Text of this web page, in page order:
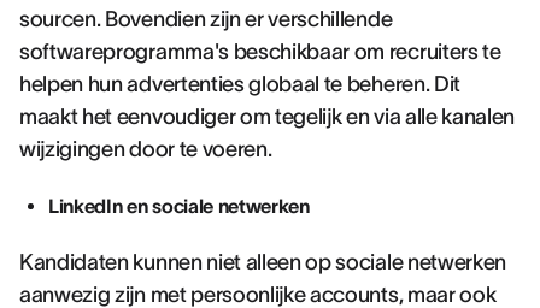
sourcen. Bovendien zijn er verschillende
softwareprogramma's beschikbaar om recruiters te
helpen hun advertenties globaal te beheren. Dit
maakt het eenvoudiger om tegelijk en via alle kanalen
wijzigingen door te voeren.
LinkedIn en sociale netwerken
Kandidaten kunnen niet alleen op sociale netwerken
aanwezig zijn met persoonlijke accounts, maar ook